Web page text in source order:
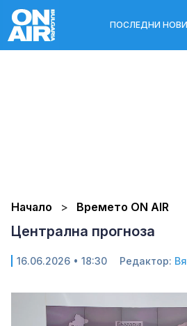
ПОСЛЕДНИ
Начало Времето ON AIR
Централна прогноза
16.06.2026 • 18:30 Редактор: